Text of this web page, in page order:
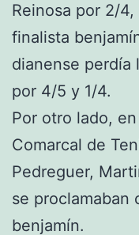
Reinosa por 2/
finalista
dianense perdía
por 4/5 y 1/4.
Por otro lado,
Comarcal de
Pedreguer,
se proclamaban
benjamín.